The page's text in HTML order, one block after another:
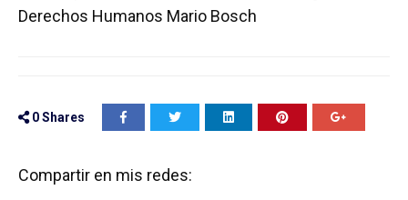
0Shares
Compartir en mis redes: